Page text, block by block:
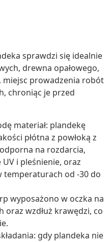
sprawdzi się idealnie
drewna opałowego,
miejsc prowadzenia robót
chroniąc je przed
materiał: plandekę
płótna z powłoką z
na rozdarcia,
i pleśnienie, oraz
temperaturach od -30 do
wyposażono w oczka na
oraz wzdłuż krawędzi, co
gdy plandeka nie